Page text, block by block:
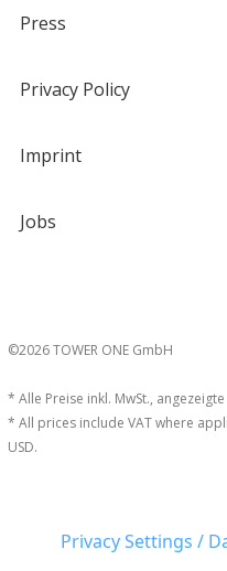
Press
Privacy Policy
Imprint
Jobs
©2026 TOWER ONE GmbH
* Alle Preise inkl. MwSt.,
* All prices include VAT where
USD.
Privacy Settings /